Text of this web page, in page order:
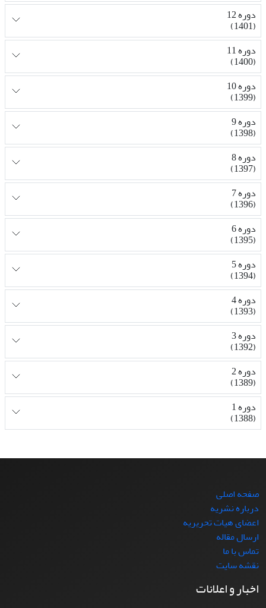
دوره 12
(1401)
دوره 11
(1400)
دوره 10
(1399)
دوره 9
(1398)
دوره 8
(1397)
دوره 7
(1396)
دوره 6
(1395)
دوره 5
(1394)
دوره 4
(1393)
دوره 3
(1392)
دوره 2
(1389)
دوره 1
(1388)
صفحه اصلی
درباره نشریه
اعضای هیات تحریریه
ارسال مقاله
تماس با ما
نقشه سایت
اخبار و اعلانات